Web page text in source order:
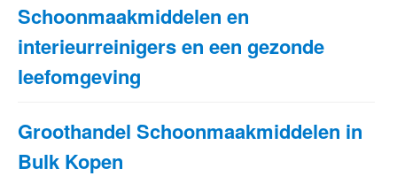
Schoonmaakmiddelen en
interieurreinigers en een gezonde
leefomgeving
Groothandel Schoonmaakmiddelen in
Bulk Kopen